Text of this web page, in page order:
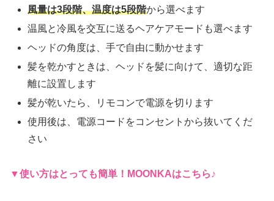
風量は3段階、温度は5段階から選べます
温風と冷風を交互に送るヘアケアモードも選べます
ヘッドの角度は、手で自由に動かせます
髪を乾かすときは、ヘッドを髪に向けて、適切な距
離に設置します
髪が乾いたら、リモコンで電源を切ります
使用後は、電源コードをコンセントから抜いてくだ
さい
▼使い方はとっても簡単！ MOONKAはこちら♪